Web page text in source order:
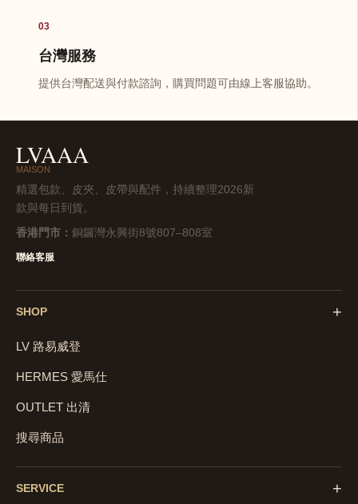
03
台灣服務
提供台灣配送與付款諮詢，購買問題可由線上客服協助。
LVAAA
MAISON
精選包款、皮夾、皮帶與配件，持續整理2026新
款與每日到貨。
香港門市： 銅鑼灣永興街8號807–808室
聯絡客服
SHOP +
LV 路易威登
HERMES 愛馬仕
OUTLET 出清
搜尋商品
SERVICE +